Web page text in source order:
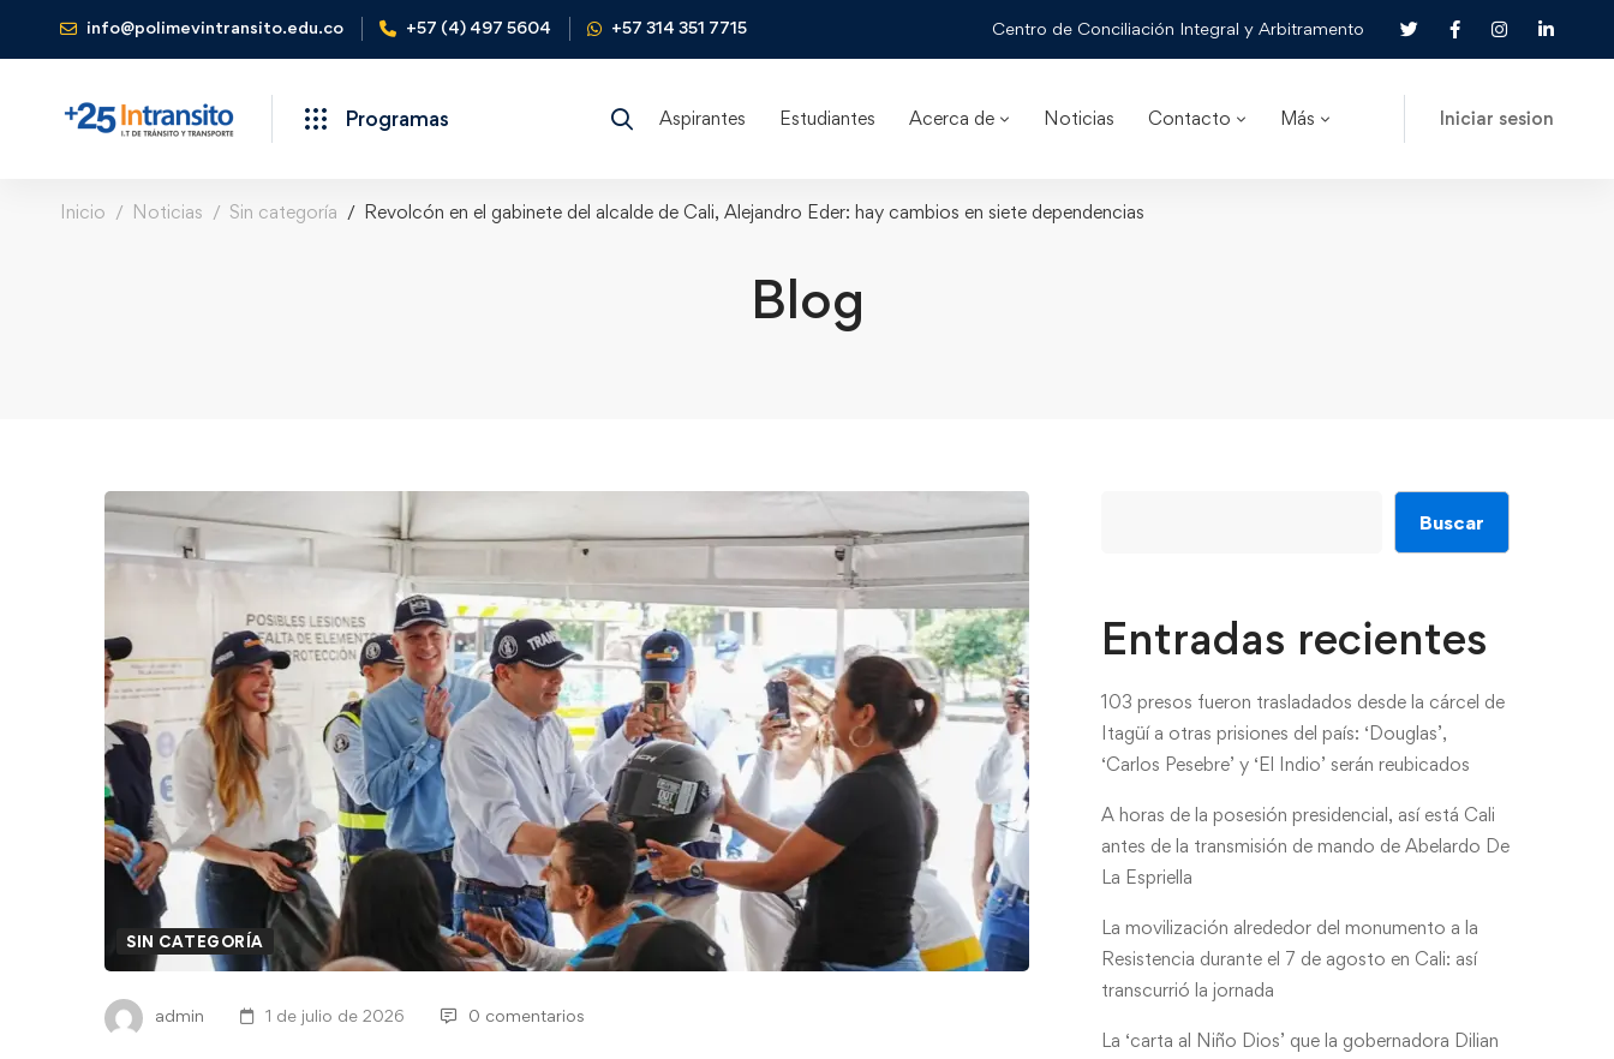
info@polimevintransito.edu.co +57 (4) 497 5604 +57 314 351 7715 Centro de Conciliación Integral y Arbitramento
Programas Aspirantes Estudiantes Acerca de Noticias Contacto Más Iniciar sesion
Inicio Noticias Sin categoría Revolcón en el gabinete del alcalde de Cali, Alejandro Eder: hay cambios en siete dependencias
Blog
SIN CATEGORÍA
admin 1 de julio de 2026 0 comentarios
Buscar
Entradas recientes
103 presos fueron trasladados desde la cárcel de
Itagüí a otras prisiones del país: ‘Douglas’,
‘Carlos Pesebre’ y ‘El Indio’ serán reubicados
A horas de la posesión presidencial, así está Cali
antes de la transmisión de mando de Abelardo De
La Espriella
La movilización alrededor del monumento a la
Resistencia durante el 7 de agosto en Cali: así
transcurrió la jornada
La ‘carta al Niño Dios’ que la gobernadora Dilian